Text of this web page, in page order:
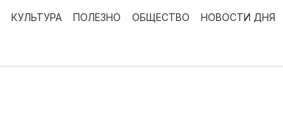
КУЛЬТУРА ПОЛЕЗНО ОБЩЕСТВО НОВОСТИ ДНЯ